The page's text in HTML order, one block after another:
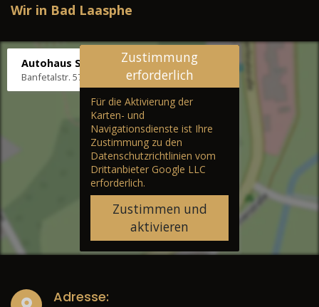
Wir in Bad Laasphe
Autohaus Stenger
Banfetalstr. 57, 57334 Bad Laasphe
Zustimmung
erforderlich
Für die Aktivierung der
Karten- und
Navigationsdienste ist Ihre
Zustimmung zu den
Datenschutzrichtlinien vom
Drittanbieter Google LLC
erforderlich.
Zustimmen und
aktivieren
Adresse: